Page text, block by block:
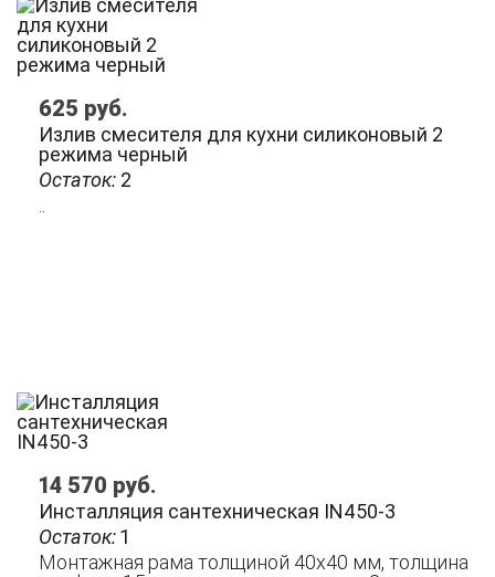
Остаток: 2
Излив смесителя для кухни силиконовый 2
режима черный
625 руб.
Остаток:1
Инсталляция сантехническая IN450-3
Монтажная рама толщиной 40x40 мм, толщина
14 570 руб.